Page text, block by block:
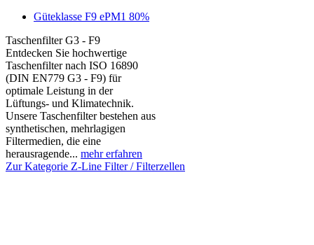
Güteklasse F9 ePM1 80%
Taschenfilter G3 - F9
Entdecken Sie hochwertige
Taschenfilter nach ISO 16890
(DIN EN779 G3 - F9) für
optimale Leistung in der
Lüftungs- und Klimatechnik.
Unsere Taschenfilter bestehen aus
synthetischen, mehrlagigen
Filtermedien, die eine
herausragende... mehr erfahren
Zur Kategorie Z-Line Filter / Filterzellen